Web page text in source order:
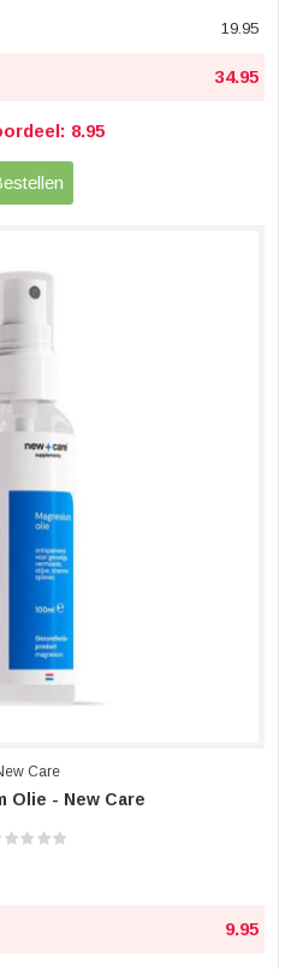
19.95
34.95
8.95
Care
Olie - New Care
9.95